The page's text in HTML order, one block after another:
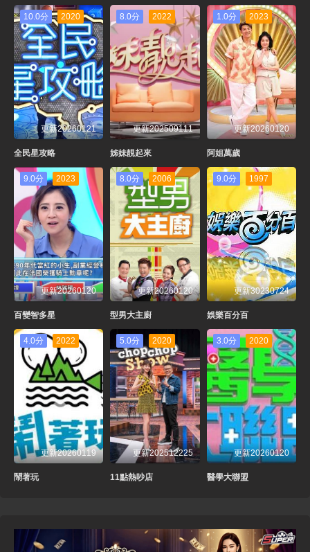
20260426 20260503 20260510 20260517
20260524 20260531 20260607 20260614
20260621 20260628 20260712 20260719
10.0分 2020
更新20260121
全民星攻略
8.0分 2022
更新202509111
姊妹靚起來
1.0分 2023
更新20260120
阿姐萬歲
9.0分 2023
更新20260120
百變智多星
8.0分 2006
更新20260120
型男大主廚
9.0分 1997
更新30230724
娛樂百分百
4.0分 2022
更新20260119
鬧著玩
5.0分 2020
更新202512225
11點熱吵店
3.0分 2020
更新20260120
醫學大聯盟